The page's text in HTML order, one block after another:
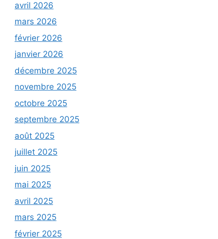
avril 2026
mars 2026
février 2026
janvier 2026
décembre 2025
novembre 2025
octobre 2025
septembre 2025
août 2025
juillet 2025
juin 2025
mai 2025
avril 2025
mars 2025
février 2025